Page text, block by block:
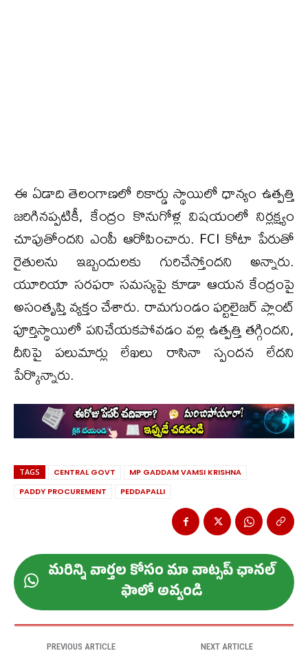
ఈ ఏడాది తెలంగాణలో రికార్డు స్థాయిలో ధాన్యం ఉత్పత్తి
జరిగినప్పటికీ, కేంద్రం కొనుగోళ్ల విషయంలో నిర్లక్ష్యం
చూపుతోందని ఎంపీ ఆరోపించారు. FCI కోటా పేరుతో
రైతులను ఇబ్బందులకు గురిచేస్తోందని అన్నారు.
యూరియా సరఫరా సమస్యపై కూడా ఆయన కేంద్రంపై
అసంతృప్తి వ్యక్తం చేశారు. రామగుండం ఫర్టిలైజర్ ప్లాంట్
పూర్తిస్థాయిలో పనిచేయకపోవడం వల్ల ఉత్పత్తి తగ్గిందని,
దీనిపై పలుమార్లు లేఖలు రాసినా స్పందన లేదని
పేర్కొన్నారు.
TAGS CENTRAL GOVT
MP GADDAM VAMSI KRISHNA
PADDY PROCUREMENT
PEDDAPALLI
మ‌రిన్ని వార్త‌ల కోసం మా వాట్స‌ప్ ఛాన‌ల్
ఫాలో అవ్వండి
PREVIOUS ARTICLE NEXT ARTICLE